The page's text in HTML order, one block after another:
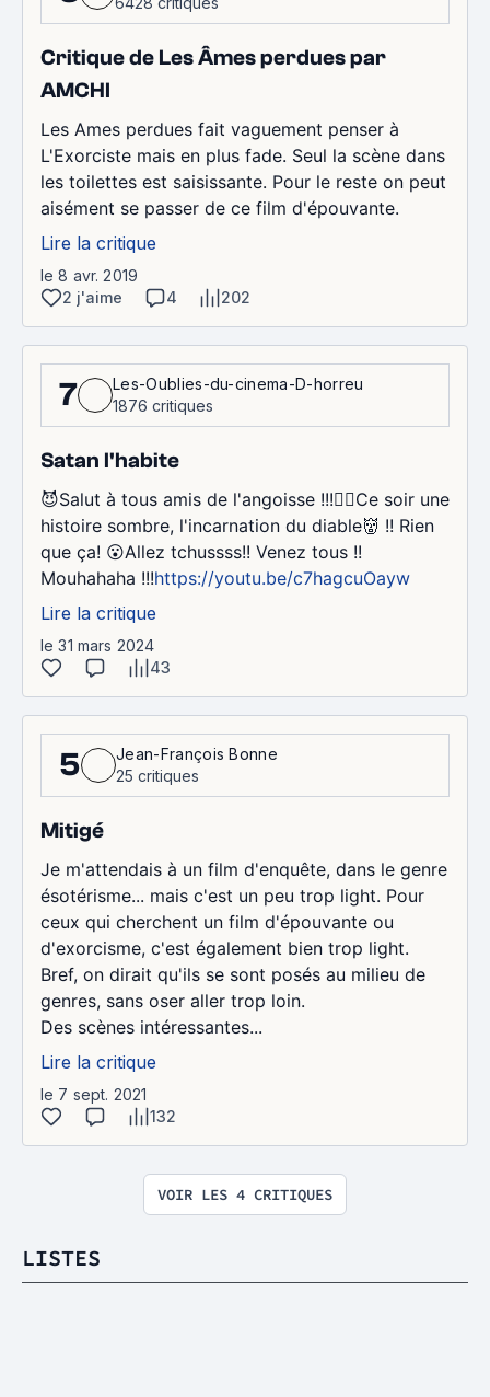
Critique de Les Âmes perdues par
AMCHI
Les Ames perdues fait vaguement penser à
L'Exorciste mais en plus fade. Seul la scène dans
les toilettes est saisissante. Pour le reste on peut
aisément se passer de ce film d'épouvante.
Lire la critique
le 8 avr. 2019
2 j'aime
4 202
7
Les-Oublies-du-cinema-D-horreu
1876 critiques
Satan l'habite
😈Salut à tous amis de l'angoisse !!!🧚‍♀️Ce soir une
histoire sombre, l'incarnation du diable👹 !! Rien
que ça! 😮Allez tchussss!! Venez tous !!
Mouhahaha !!!https://youtu.be/c7hagcuOayw
Lire la critique
le 31 mars 2024
43
5
Jean-François Bonne
25 critiques
Mitigé
Je m'attendais à un film d'enquête, dans le genre
ésotérisme... mais c'est un peu trop light. Pour
ceux qui cherchent un film d'épouvante ou
d'exorcisme, c'est également bien trop light.
Bref, on dirait qu'ils se sont posés au milieu de
genres, sans oser aller trop loin.
Des scènes intéressantes...
Lire la critique
le 7 sept. 2021
132
VOIR LES 4 CRITIQUES
LISTES